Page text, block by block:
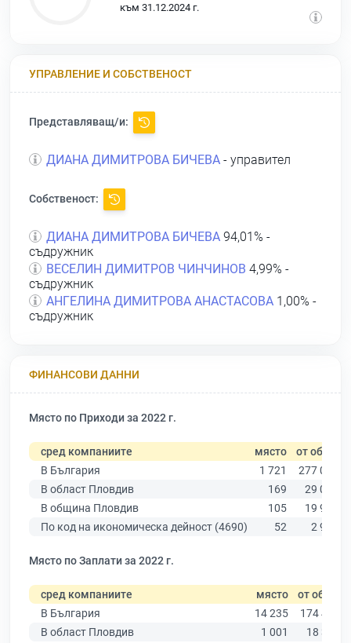
към 31.12.2024 г.
УПРАВЛЕНИЕ И СОБСТВЕНОСТ
Представляващ/и:
ДИАНА ДИМИТРОВА БИЧЕВА - управител
Собственост:
ДИАНА ДИМИТРОВА БИЧЕВА 94,01% -
съдружник
ВЕСЕЛИН ДИМИТРОВ ЧИНЧИНОВ 4,99% -
съдружник
АНГЕЛИНА ДИМИТРОВА АНАСТАСОВА 1,00% -
съдружник
ФИНАНСОВИ ДАННИ
Място по Приходи за 2022 г.
сред компаниите място от общо
В България
1 721
277 019
В област Пловдив
169
29 067
В община Пловдив
105
19 939
По код на икономическа дейност (4690)
52 2 922
Място по Заплати за 2022 г.
сред компаниите място от общо
В България
14 235
174 403
В област Пловдив
1 001 18 305